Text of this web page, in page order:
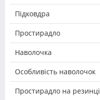
Підковдра
Простирадло
Наволочка
Особливість наволочок
Простирадло на резинці